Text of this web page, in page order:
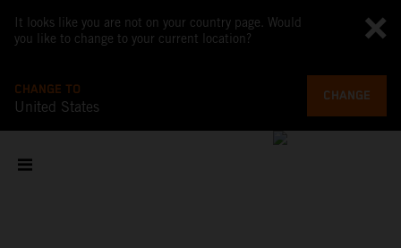
It looks like you are not on your country page. Would
you like to change to your current location?
CHANGE TO
United States
CHANGE